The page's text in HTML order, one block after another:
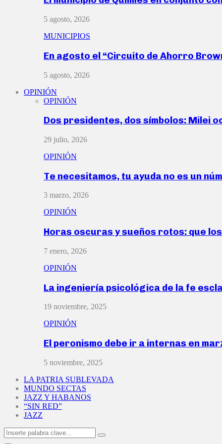
5 agosto, 2026
MUNICIPIOS
En agosto el “Circuito de Ahorro
5 agosto, 2026
OPINIÓN
OPINIÓN
Dos presidentes, dos símbolos: Milei
29 julio, 2026
OPINIÓN
Te necesitamos, tu ayuda no es un
3 marzo, 2026
OPINIÓN
Horas oscuras y sueños rotos: que
7 enero, 2026
OPINIÓN
La ingeniería psicológica de la fe
19 noviembre, 2025
OPINIÓN
El peronismo debe ir a internas en
5 noviembre, 2025
LA PATRIA SUBLEVADA
MUNDO SECTAS
JAZZ Y HABANOS
“SIN RED”
JAZZ
Search
for:
Search